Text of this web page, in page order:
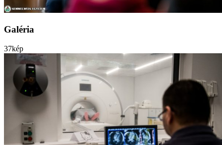
Galéria
37kép